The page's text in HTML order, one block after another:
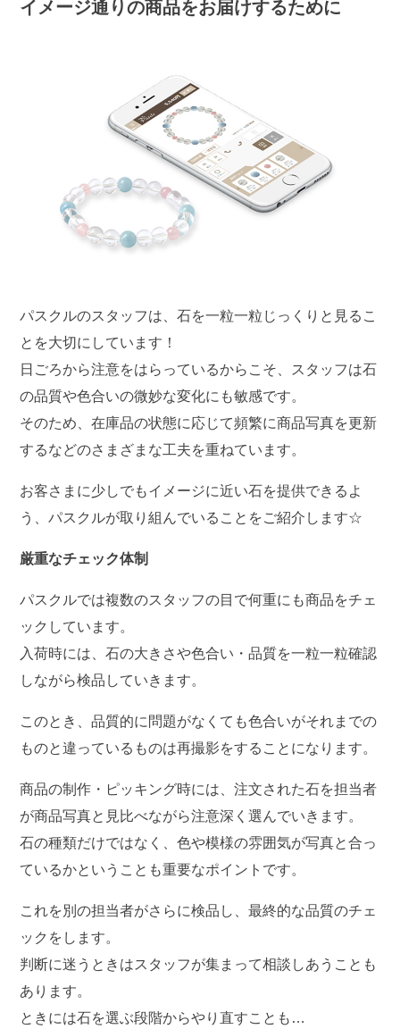
イメージ通りの商品をお届けするために
パスクルのスタッフは、石を一粒一粒じっくりと見るこ
とを大切にしています！
日ごろから注意をはらっているからこそ、スタッフは石
の品質や色合いの微妙な変化にも敏感です。
そのため、在庫品の状態に応じて頻繁に商品写真を更新
するなどのさまざまな工夫を重ねています。
お客さまに少しでもイメージに近い石を提供できるよ
う、パスクルが取り組んでいることをご紹介します☆
厳重なチェック体制
パスクルでは複数のスタッフの目で何重にも商品をチェ
ックしています。
入荷時には、石の大きさや色合い・品質を一粒一粒確認
しながら検品していきます。
このとき、品質的に問題がなくても色合いがそれまでの
ものと違っているものは再撮影をすることになります。
商品の制作・ピッキング時には、注文された石を担当者
が商品写真と見比べながら注意深く選んでいきます。
石の種類だけではなく、色や模様の雰囲気が写真と合っ
ているかということも重要なポイントです。
これを別の担当者がさらに検品し、最終的な品質のチェ
ックをします。
判断に迷うときはスタッフが集まって相談しあうことも
あります。
ときには石を選ぶ段階からやり直すことも…